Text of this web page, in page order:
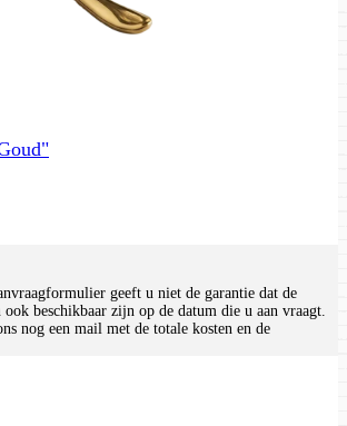
geeft u niet de garantie dat de
ook beschikbaar zijn op de datum die u aan vraagt.
nog een mail met de totale kosten en de